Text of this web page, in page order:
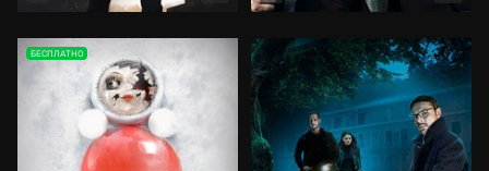
БЕСПЛАТНО